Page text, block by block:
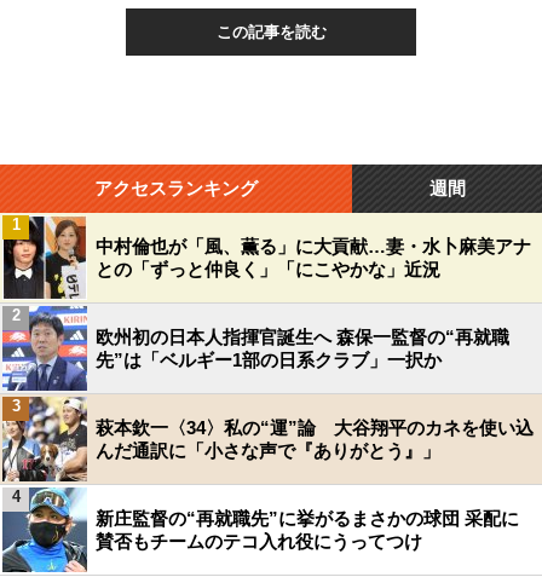
この記事を読む
アクセスランキング 週間
中村倫也が「風、薫る」に大貢献…妻・水卜麻美アナ
との「ずっと仲良く」「にこやかな」近況
1
欧州初の日本人指揮官誕生へ 森保一監督の“再就職
先”は「ベルギー1部の日系クラブ」一択か
2
萩本欽一〈34〉私の“運”論 大谷翔平のカネを使い込
んだ通訳に「小さな声で『ありがとう』」
3
新庄監督の“再就職先”に挙がるまさかの球団 采配に
賛否もチームのテコ入れ役にうってつけ
4